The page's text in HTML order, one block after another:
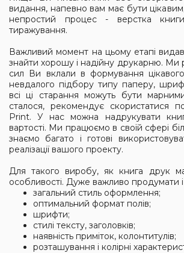
видання, напевно вам має бути
непростий процес - верстка
тиражування.
Важливий момент на цьому етапі
знайти хорошу і надійну друкарню. Ми
сил Ви вклали в формування
невдалого підбору типу паперу,
всі ці старання можуть бути
сталося, рекомендує скористатися
Print. У нас можна надрукувати
вартості. Ми працюємо в своїй сфері
знаємо багато і готові
реалізації вашого проекту.
Для такого виробу, як книга друк
особливості. Дуже важливо продумати
загальний стиль оформлення;
оптимальний формат полів;
шрифти;
стилі тексту, заголовків;
наявність приміток, колонтитулів;
розташування і колірні